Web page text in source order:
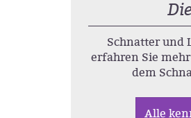
Schnatter und
erfahren Sie
dem
Alle